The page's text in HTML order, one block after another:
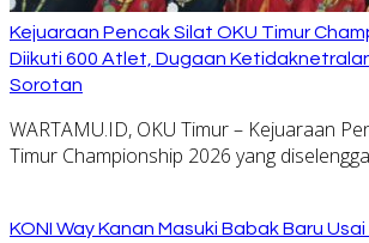
Kejuaraan Pencak Silat OKU Timur
Diikuti 600 Atlet, Dugaan
Sorotan
WARTAMU.ID, OKU Timur – Kejuaraan
Timur Championship 2026 yang
KONI Way Kanan Masuki Babak Baru Usai